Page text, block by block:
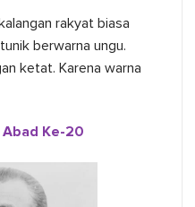
rakyat biasa
berwarna ungu.
ketat. Karena warna
Ke-20